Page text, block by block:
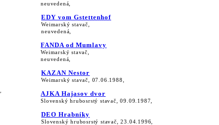
neuvedená,
EDY vom Gstettenhof
Weimarský stavač,
neuvedená,
FANDA od Mumlavy
Weimarský stavač,
neuvedená,
KAZAN Nestor
Weimarský stavač, 07.06.1988,
AJKA Hajasov dvor
Slovenský hrubosrstý stavač, 09.09.1987,
DEO Hrabníky
Slovenský hrubosrstý stavač, 23.04.1996,